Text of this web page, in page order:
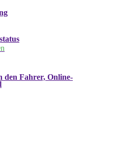
den Fahrer, Online-